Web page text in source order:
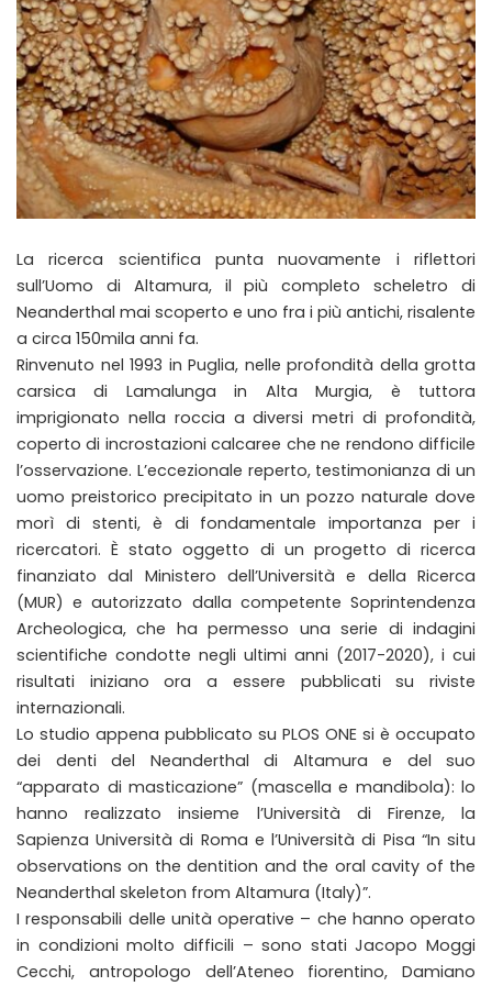
La ricerca scientifica punta nuovamente i riflettori
sull’Uomo di Altamura, il più completo scheletro di
Neanderthal mai scoperto e uno fra i più antichi, risalente
a circa 150mila anni fa.
Rinvenuto nel 1993 in Puglia, nelle profondità della grotta
carsica di Lamalunga in Alta Murgia, è tuttora
imprigionato nella roccia a diversi metri di profondità,
coperto di incrostazioni calcaree che ne rendono difficile
l’osservazione. L’eccezionale reperto, testimonianza di un
uomo preistorico precipitato in un pozzo naturale dove
morì di stenti, è di fondamentale importanza per i
ricercatori. È stato oggetto di un progetto di ricerca
finanziato dal Ministero dell’Università e della Ricerca
(MUR) e autorizzato dalla competente Soprintendenza
Archeologica, che ha permesso una serie di indagini
scientifiche condotte negli ultimi anni (2017-2020), i cui
risultati iniziano ora a essere pubblicati su riviste
internazionali.
Lo studio appena pubblicato su PLOS ONE si è occupato
dei denti del Neanderthal di Altamura e del suo
“apparato di masticazione” (mascella e mandibola): lo
hanno realizzato insieme l’Università di Firenze, la
Sapienza Università di Roma e l’Università di Pisa “In situ
observations on the dentition and the oral cavity of the
Neanderthal skeleton from Altamura (Italy)”.
I responsabili delle unità operative – che hanno operato
in condizioni molto difficili – sono stati Jacopo Moggi
Cecchi, antropologo dell’Ateneo fiorentino, Damiano